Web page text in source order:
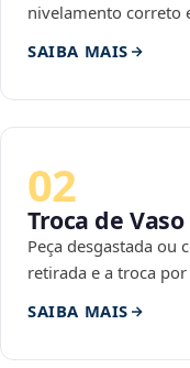
nivelamento correto
SAIBA MAIS
02
Troca de
Peça desgastada ou
retirada e a troca
SAIBA MAIS